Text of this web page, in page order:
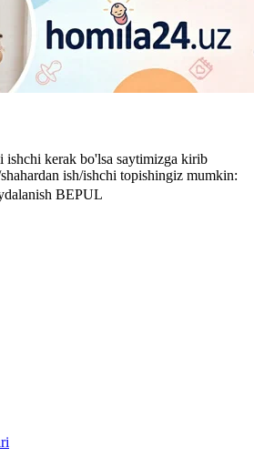
ishchi kerak bo'lsa saytimizga kirib
ish/ishchi topishingiz mumkin:
BEPUL